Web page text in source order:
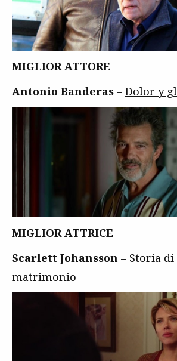
MIGLIOR ATTORE
Antonio Banderas – Dolor y
MIGLIOR ATTRICE
Scarlett Johansson – Storia
matrimonio